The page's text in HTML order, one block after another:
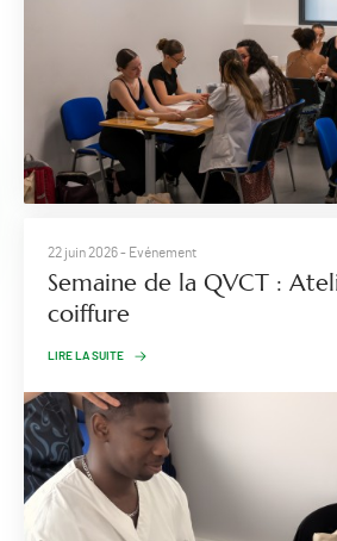
22 juin 2026- Evénement
Semaine de la QVCT :
coiffure
LIRE LA SUITE